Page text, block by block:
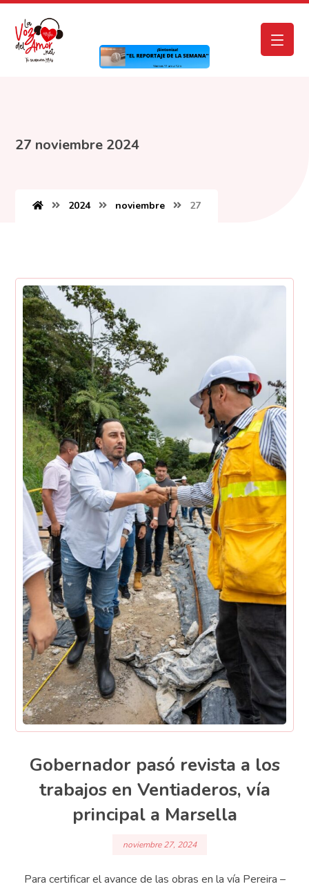
27 noviembre 2024
2024 noviembre 27
Gobernador pasó revista a los
trabajos en Ventiaderos, vía
principal a Marsella
noviembre 27, 2024
Para certificar el avance de las obras en la vía Pereira –